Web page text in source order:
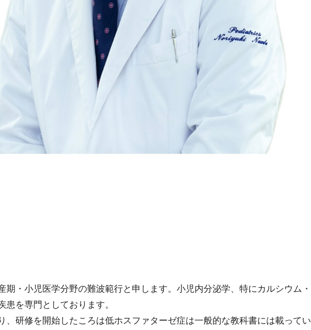
期・小児医学分野の難波範行と申します。小児内分泌学、特にカルシウム・
患を専門としております。
、研修を開始したころは低ホスファターゼ症は一般的な教科書には載ってい